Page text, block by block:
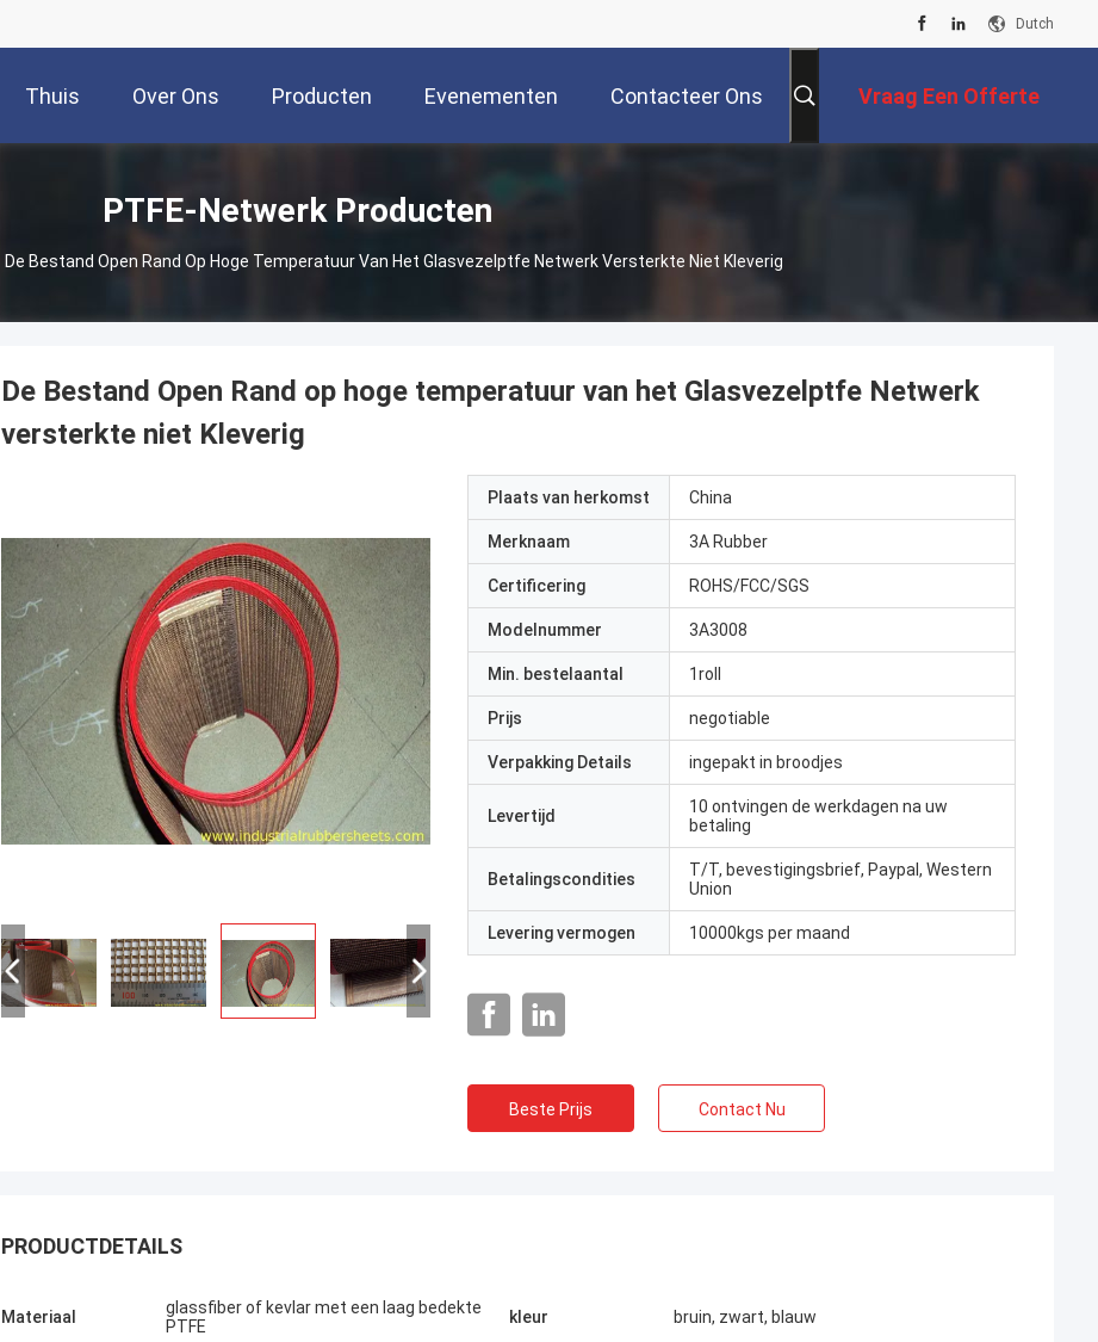
Dutch
Thuis Over Ons Producten Evenementen Contacteer Ons Vraag Een Offerte
PTFE-Netwerk Producten
De Bestand Open Rand Op Hoge Temperatuur Van Het Glasvezelptfe Netwerk Versterkte Niet Kleverig
De Bestand Open Rand op hoge temperatuur van het Glasvezelptfe Netwerk
versterkte niet Kleverig
Plaats van herkomst China
Merknaam 3A Rubber
Certificering ROHS/FCC/SGS
Modelnummer 3A3008
Min. bestelaantal 1roll
Prijs negotiable
Verpakking Details ingepakt in broodjes
Levertijd
10 ontvingen de werkdagen na uw
betaling
Betalingscondities
T/T, bevestigingsbrief, Paypal, Western
Union
Levering vermogen 10000kgs per maand
Beste Prijs Contact Nu
PRODUCTDETAILS
Materiaal
glassfiber of kevlar met een laag bedekte
PTFE
kleur bruin, zwart, blauw